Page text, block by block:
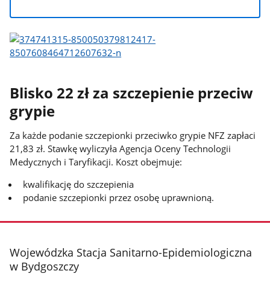
Blisko 22 zł za szczepienie przeciw
grypie
Za każde podanie szczepionki przeciwko grypie NFZ zapłaci
21,83 zł. Stawkę wyliczyła Agencja Oceny Technologii
Medycznych i Taryfikacji. Koszt obejmuje:
kwalifikację do szczepienia
podanie szczepionki przez osobę uprawnioną.
stopka
Wojewódzka Stacja Sanitarno-Epidemiologiczna
w Bydgoszczy